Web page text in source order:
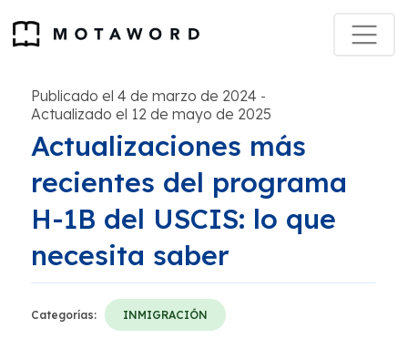
Publicado el 4 de marzo de 2024 -
Actualizado el 12 de mayo de 2025
Actualizaciones más
recientes del programa
H-1B del USCIS: lo que
necesita saber
Categorías: INMIGRACIÓN